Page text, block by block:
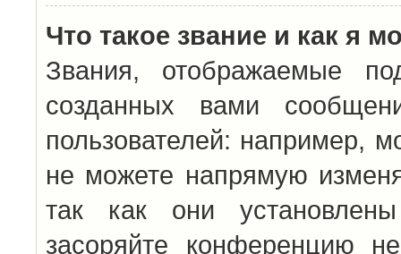
Что такое звание и как я
Звания, отображаемые
созданных вами
пользователей: например,
не можете напрямую
так как они
засоряйте конференцию